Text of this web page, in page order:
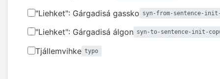
"Liehket": Gárgadisá gassko syn-from-sentence-
"Liehket": Gárgadisá álgon syn-to-sentence-init-
Tjállemvihke typo